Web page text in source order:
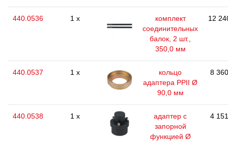
440.0536 1 x
комплект
соединительных
балок, 2 шт.,
350,0 мм
12
440.0537 1 x
кольцо
адаптера PPII Ø
90,0 мм
8
440.0538 1 x
адаптер с
запорной
функцией Ø
4